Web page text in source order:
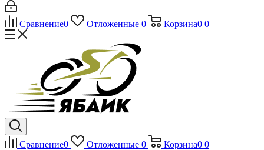
Сравнение0 Отложенные 0 Корзина0 0
Сравнение0 Отложенные 0 Корзина0 0